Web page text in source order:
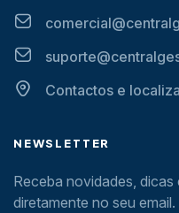
Contactos e
NEWSLETTER
Receba novidades,
diretamente no seu email.